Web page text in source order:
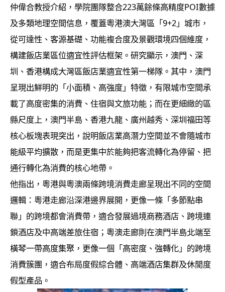
仲偉合教授介紹，學院團隊整合223萬餘條高精度POI數據
及多類地理空間信息，覆蓋粵港澳大灣區「9+2」城市，
從可達性、客源基礎、功能複合度及景觀環境四個維度，
構建飯店業區位適宜性評估框架。研究顯示，澳門、深
圳、香港構成大灣區飯店業適宜性第一梯隊。其中，澳門
呈現出鮮明的「小面積、高強度」特徵，有限城市空間承
載了高度密集的消費、住宿與文旅功能；而在更細緻的區
縣尺度上，澳門半島、香港九龍、廣州越秀、深圳福田等
核心板塊表現突出，說明飯店業高潛力空間並不會隨城市
能級平均擴散，而是更集中於能夠把客流轉化為停留、把
通行轉化為消費的核心地帶。
他指出，粵港與粵澳兩條跨境消費走廊呈現出不同的空間
邏輯：粵港走廊沿深港邊界展開，更像一條「多節點串
聯」的跨境都會消費帶，適合發展過境商務酒店、跨境連
鎖酒店及中高端差旅住宿；粵澳走廊則在澳門半島北端至
橫琴一帶高度集聚，更像一個「高密度、強轉化」的跨境
消費簇團，適合布局度假綜合體、高端酒店集群及休閒度
假型產品。